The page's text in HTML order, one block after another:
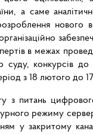
а саме
в межах
конкурсів до
з 18 лютого до
з питань
режиму
у закритому